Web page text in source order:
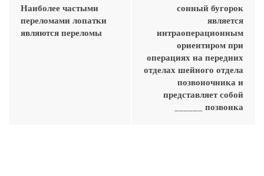
Наиболее частыми
переломами лопатки
являются переломы
сонный бугорок
является
интраоперационным
ориентиром при
операциях на передних
отделах шейного отдела
позвоночника и
представляет собой
______ позвонка